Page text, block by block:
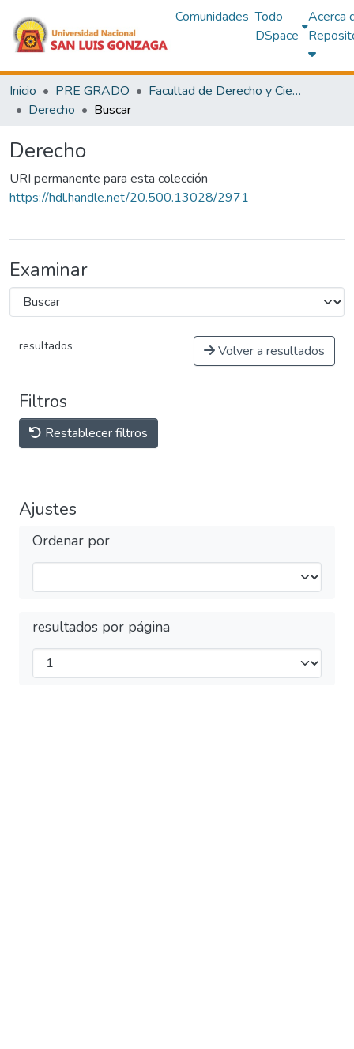
Comunidades Todo
DSpace
Acerca
Inicio PRE GRADO
Facultad de Derecho y Ciencias Políticas
Derecho
Buscar
Derecho
URI permanente para esta colección
https://hdl.handle.net/20.500.13028/2971
Examinar
resultados Volver a resultados
Filtros
Restablecer filtros
Ajustes
Ordenar por
resultados por página